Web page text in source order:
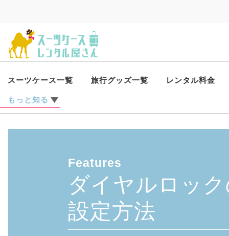
スーツケース一覧 旅行グッズ一覧 レンタル料金
もっと知る
レンタル日数の数え方
スーツケースが届いたら
ダイヤルロックの設定方法
キズがついても安心！
ご返却とレンタル延長
店頭受取と店頭返却
トラブルについて
会員登録のメリット
スタッフレビュー
レンタル品◆使った分だけWiFi
コラム◆スーツケースはレンタルが便利！
コラム◆旅行別おすすめサイズ
コラム◆ジッパータイプとフレームタイプ
コラム◆コスモライトとシーライトの違い
コラム◆TSAロックとは？
コラム◆検品・清掃風景
Features
ダイヤルロッ
設定方法